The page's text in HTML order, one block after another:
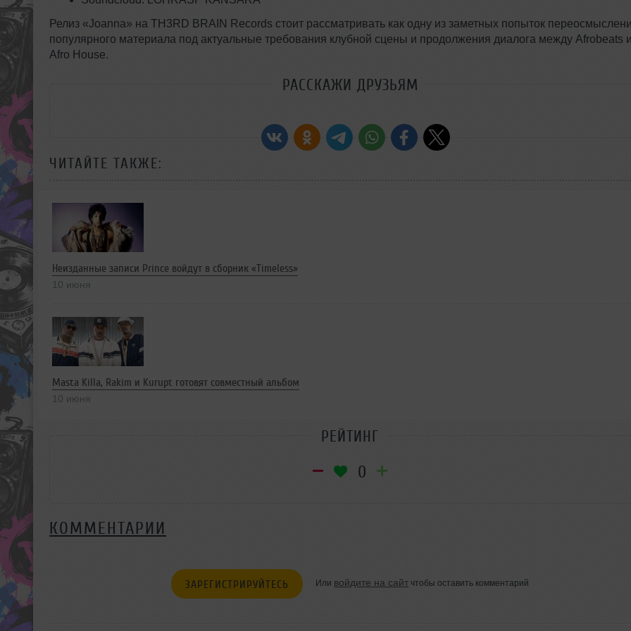
Релиз «Joanna» на TH3RD BRAIN Records стоит рассматривать как одну из заметных попыток
популярного материала под актуальные требования клубной сцены и продолжения диалога между Afrobeats
Afro House.
РАССКАЖИ ДРУЗЬЯМ
ЧИТАЙТЕ ТАКЖЕ:
Неизданные записи Prince войдут в сборник «Timeless»
10 июня
Masta Killa, Rakim и Kurupt готовят совместный альбом
10 июня
РЕЙТИНГ
0
КОММЕНТАРИИ
ЗАРЕГИСТРИРУЙТЕСЬ Или войдите на сайт чтобы оставить комментарий